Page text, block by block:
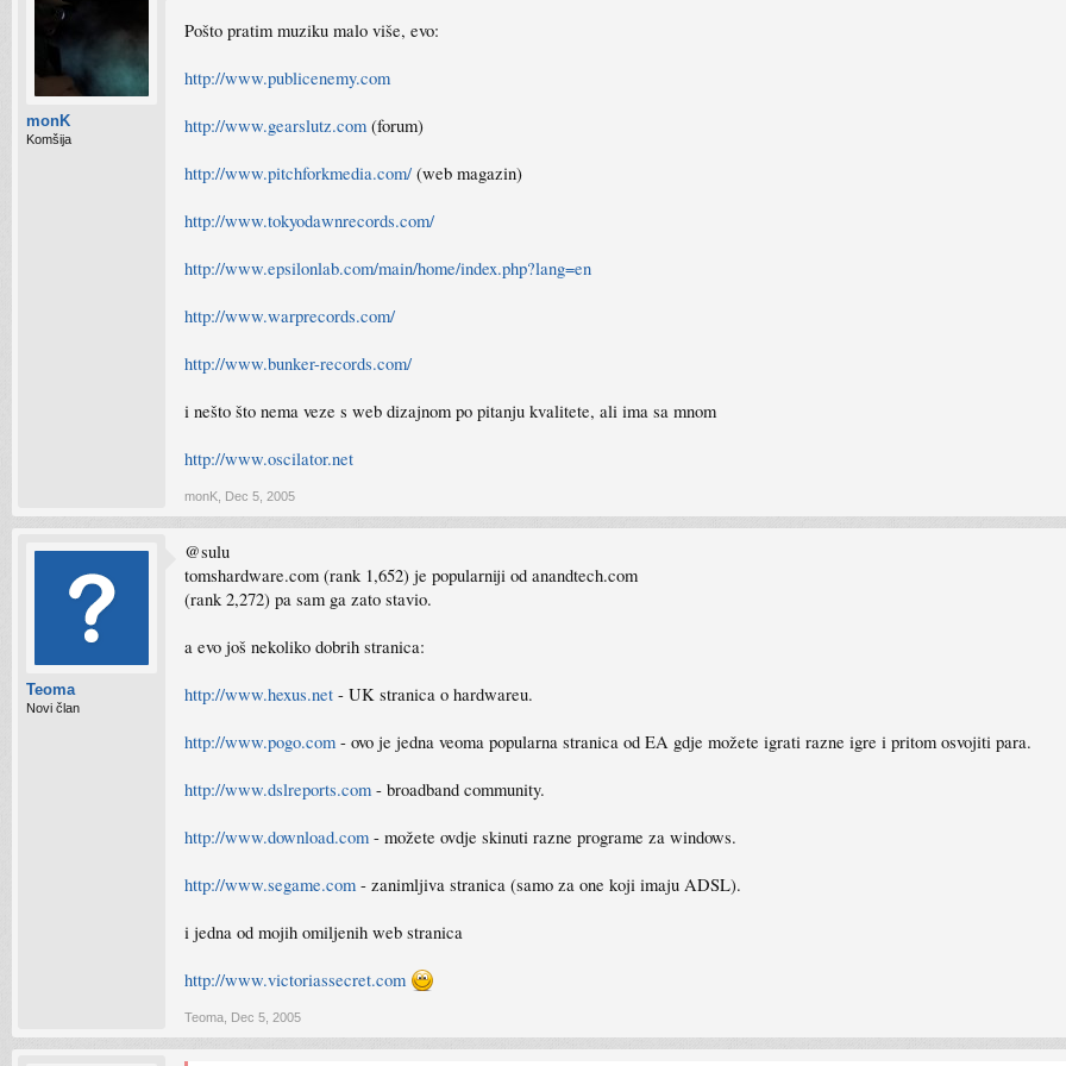
monK
Komšija
Pošto pratim muziku malo više, evo:
http://www.publicenemy.com
http://www.gearslutz.com (forum)
http://www.pitchforkmedia.com/ (web magazin)
http://www.tokyodawnrecords.com/
http://www.epsilonlab.com/main/home/index.php?lang=en
http://www.warprecords.com/
http://www.bunker-records.com/
i nešto što nema veze s web dizajnom po pitanju kvalitete, ali ima sa mnom
http://www.oscilator.net
monK Dec 5, 2005
Teoma
Novi član
@sulu
tomshardware.com (rank 1,652) je popularniji od anandtech.com
(rank 2,272) pa sam ga zato stavio.
a evo još nekoliko dobrih stranica:
http://www.hexus.net - UK stranica o hardwareu.
http://www.pogo.com - ovo je jedna veoma popularna stranica od EA gdje možete igrati razne igre i pritom osvojiti para.
http://www.dslreports.com - broadband community.
http://www.download.com - možete ovdje skinuti razne programe za windows.
http://www.segame.com - zanimljiva stranica (samo za one koji imaju ADSL).
i jedna od mojih omiljenih web stranica
http://www.victoriassecret.com
Teoma Dec 5, 2005